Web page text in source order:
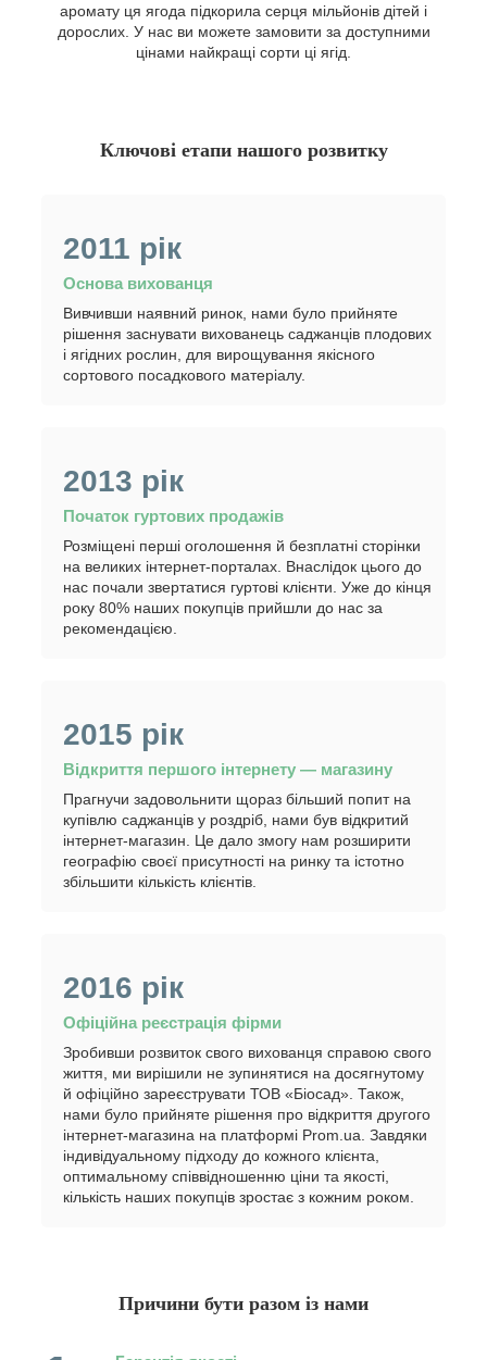
аромату ця ягода підкорила серця мільйонів дітей і
дорослих. У нас ви можете замовити за доступними
цінами найкращі сорти ці ягід.
Ключові етапи нашого розвитку
2011 рік
Основа вихованця
Вивчивши наявний ринок, нами було прийняте
рішення заснувати вихованець саджанців плодових
і ягідних рослин, для вирощування якісного
сортового посадкового матеріалу.
2013 рік
Початок гуртових продажів
Розміщені перші оголошення й безплатні сторінки
на великих інтернет-порталах. Внаслідок цього до
нас почали звертатися гуртові клієнти. Уже до кінця
року 80% наших покупців прийшли до нас за
рекомендацією.
2015 рік
Відкриття першого інтернету — магазину
Прагнучи задовольнити щораз більший попит на
купівлю саджанців у роздріб, нами був відкритий
інтернет-магазин. Це дало змогу нам розширити
географію своєї присутності на ринку та істотно
збільшити кількість клієнтів.
2016 рік
Офіційна реєстрація фірми
Зробивши розвиток свого вихованця справою свого
життя, ми вирішили не зупинятися на досягнутому
й офіційно зареєструвати ТОВ «Біосад». Також,
нами було прийняте рішення про відкриття другого
інтернет-магазина на платформі Prom.ua. Завдяки
індивідуальному підходу до кожного клієнта,
оптимальному співвідношенню ціни та якості,
кількість наших покупців зростає з кожним роком.
Причини бути разом із нами